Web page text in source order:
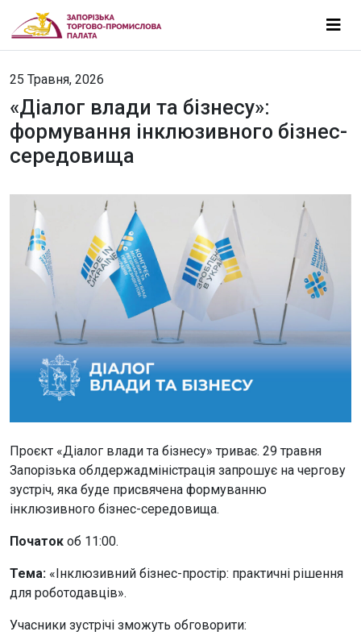
25 Травня, 2026
«Діалог влади та бізнесу»:
формування інклюзивного бізнес-
середовища
Проєкт «Діалог влади та бізнесу» триває. 29 травня
Запорізька облдержадміністрація запрошує на чергову
зустріч, яка буде присвячена формуванню
інклюзивного бізнес-середовища.
Початок об 11:00.
Тема: «Інклюзивний бізнес-простір: практичні рішення
для роботодавців».
Учасники зустрічі зможуть обговорити: